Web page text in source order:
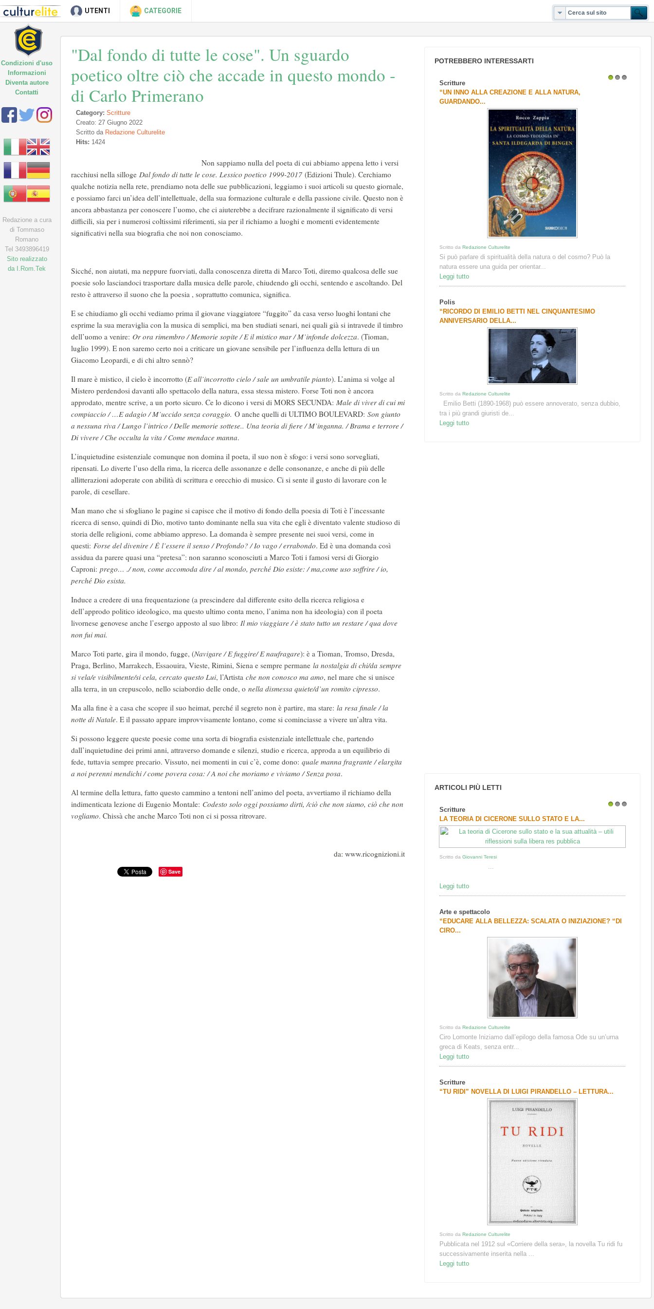
UTENTI CATEGORIE
"Dal fondo di tutte le cose". Un sguardo
poetico oltre ciò che accade in questo mondo -
di Carlo Primerano
Category: Scritture
Creato: 27 Giugno 2022
Scritto da Redazione Culturelite
Hits: 1424
Non sappiamo nulla del poeta di cui abbiamo appena letto i versi
racchiusi nella silloge Dal fondo di tutte le cose. Lessico poetico 1999-2017 (Edizioni Thule). Cerchiamo
qualche notizia nella rete, prendiamo nota delle sue pubblicazioni, leggiamo i suoi articoli su questo giornale,
e possiamo farci un’idea dell’intellettuale, della sua formazione culturale e della passione civile. Questo non è
ancora abbastanza per conoscere l’uomo, che ci aiuterebbe a decifrare razionalmente il significato di versi
difficili, sia per i numerosi coltissimi riferimenti, sia per il richiamo a luoghi e momenti evidentemente
significativi nella sua biografia che noi non conosciamo.
Sicché, non aiutati, ma neppure fuorviati, dalla conoscenza diretta di Marco Toti, diremo qualcosa delle sue
poesie solo lasciandoci trasportare dalla musica delle parole, chiudendo gli occhi, sentendo e ascoltando. Del
resto è attraverso il suono che la poesia , soprattutto comunica, significa.
E se chiudiamo gli occhi vediamo prima il giovane viaggiatore “fuggito” da casa verso luoghi lontani che
esprime la sua meraviglia con la musica di semplici, ma ben studiati senari, nei quali già si intravede il timbro
dell’uomo a venire: Or ora rimembro / Memorie sopite / E il mistico mar / M’infonde dolcezza. (Tioman,
luglio 1999). E non saremo certo noi a criticare un giovane sensibile per l’influenza della lettura di un
Giacomo Leopardi, e di chi altro sennò?
Il mare è mistico, il cielo è incorrotto (E all’incorrotto cielo / sale un umbratile pianto). L’anima si volge al
Mistero perdendosi davanti allo spettacolo della natura, essa stessa mistero. Forse Toti non è ancora
approdato, mentre scrive, a un porto sicuro. Ce lo dicono i versi di MORS SECUNDA: Male di viver di cui mi
compiaccio / …E adagio / M’uccido senza coraggio. O anche quelli di ULTIMO BOULEVARD: Son giunto
a nessuna riva / Lungo l’intrico / Delle memorie sottese.. Una teoria di fiere / M’inganna. / Brama e terrore /
Di vivere / Che occulta la vita / Come mendace manna.
L’inquietudine esistenziale comunque non domina il poeta, il suo non è sfogo: i versi sono sorvegliati,
ripensati. Lo diverte l’uso della rima, la ricerca delle assonanze e delle consonanze, e anche di più delle
allitterazioni adoperate con abilità di scrittura e orecchio di musico. Ci si sente il gusto di lavorare con le
parole, di cesellare.
Man mano che si sfogliano le pagine si capisce che il motivo di fondo della poesia di Toti è l’incessante
ricerca di senso, quindi di Dio, motivo tanto dominante nella sua vita che egli è diventato valente studioso di
storia delle religioni, come abbiamo appreso. La domanda è sempre presente nei suoi versi, come in
questi: Forse del divenire /Èl’essere il senso / Profondo? / Io vago / errabondo. Ed è una domanda così
assidua da parere quasi una “pretesa”: non saranno sconosciuti a Marco Toti i famosi versi di Giorgio
Caproni: prego… ./ non, come accomoda dire / al mondo, perché Dio esiste: / ma,come uso soffrire / io,
perché Dio esista.
Induce a credere di una frequentazione (a prescindere dal differente esito della ricerca religiosa e
dell’approdo politico ideologico, ma questo ultimo conta meno, l’anima non ha ideologia) con il poeta
livornese genovese anche l’esergo apposto al suo libro: Il mio viaggiare / è stato tutto un restare / qua dove
non fui mai.
Marco Toti parte, gira il mondo, fugge, (Navigare / E fuggire/ E naufragare): è a Tioman, Tromso, Dresda,
Praga, Berlino, Marrakech, Essaouira, Vieste, Rimini, Siena e sempre permane la nostalgia di chi/da sempre
si vela/e visibilmente/si cela, cercato questo Lui, l’Artista che non conosco ma amo, nel mare che si unisce
alla terra, in un crepuscolo, nello sciabordio delle onde, o nella dismessa quiete/d’un romito cipresso.
Ma alla fine è a casa che scopre il suo heimat, perché il segreto non è partire, ma stare: la resa finale / la
notte di Natale. E il passato appare improvvisamente lontano, come si cominciasse a vivere un’altra vita.
Si possono leggere queste poesie come una sorta di biografia esistenziale intellettuale che, partendo
dall’inquietudine dei primi anni, attraverso domande e silenzi, studio e ricerca, approda a un equilibrio di
fede, tuttavia sempre precario. Vissuto, nei momenti in cui c’è, come dono: quale manna fragrante / elargita
a noi perenni mendichi / come povera cosa: / A noi che moriamo e viviamo / Senza posa.
Al termine della lettura, fatto questo cammino a tentoni nell’animo del poeta, avvertiamo il richiamo della
indimenticata lezione di Eugenio Montale: Codesto solo oggi possiamo dirti, /ciò che non siamo, ciò che non
vogliamo. Chissà che anche Marco Toti non ci si possa ritrovare.
da: www.ricognizioni.it
Save
POTREBBERO INTERESSARTI
Scritture
“UN INNO ALLA CREAZIONE E ALLA NATURA,
GUARDANDO...
Scritto daRedazione Culturelite
Si può parlare di spiritualità della natura o del cosmo? Può la
natura essere una guida per orientar...
Leggi tutto
Polis
“RICORDO DI EMILIO BETTI NEL CINQUANTESIMO
ANNIVERSARIO DELLA...
Scritto daRedazione Culturelite
Emilio Betti (1890-1968) può essere annoverato, senza dubbio,
tra i più grandi giuristi de...
Leggi tutto
ARTICOLI PIÙ LETTI
Scritture
LA TEORIA DI CICERONE SULLO STATO E LA...
Scritto daGiovanni Teresi
...
Leggi tutto
Arte e spettacolo
“EDUCARE ALLA BELLEZZA: SCALATA O INIZIAZIONE? “DI
CIRO...
Scritto daRedazione Culturelite
Ciro Lomonte Iniziamo dall’epilogo della famosa Ode su un’urna
greca di Keats, senza entr...
Leggi tutto
Scritture
“TU RIDI” NOVELLA DI LUIGI PIRANDELLO – LETTURA...
Scritto daRedazione Culturelite
Pubblicata nel 1912 sul «Corriere della sera», la novella Tu ridi fu
successivamente inserita nella ...
Leggi tutto
Condizioni d'uso
Informazioni
Diventa autore
Contatti
Redazione a cura
di Tommaso
Romano
Tel 3493896419
Sito realizzato
da I.Rom.Tek